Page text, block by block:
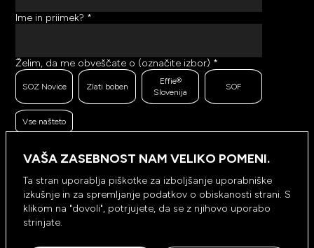
Ime in priimek? *
SOZ Novice Zlati boben
Effie®
Slovenija
SOF
Vse našteto
Želim, da me obveščate o (označite izbor) *
Da, dovolim
Ne, ne
zanimivo vsebino, bi želeli meriti odzive na poslana
sporočila. Ali nam dovolite, da beležimo, hranimo
prikaze prejetih sporočil ter klike na povezave v
prejetih sporočilih? *
VAŠA ZASEBNOST NAM VELIKO POMENI.
Ta stran uporablja piškotke za izboljšanje uporabniške
izkušnje in za spremljanje podatkov o obiskanosti strani. S
klikom na "dovoli", potrjujete, da se z njihovo uporabo
strinjate.